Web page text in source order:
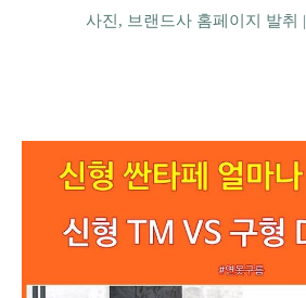
사진, 브랜드사 홈페이지 발취 |